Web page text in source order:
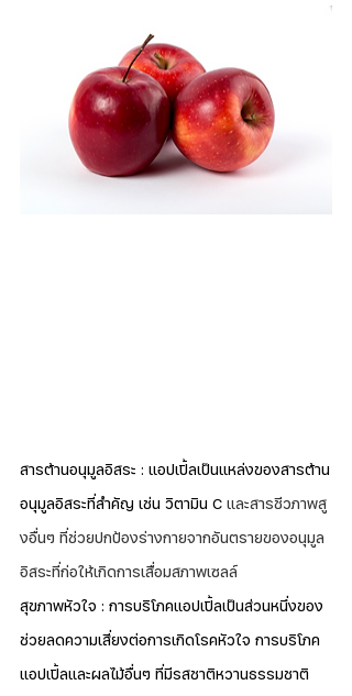
สารต้านอนุมูลอิสระ : แอปเปิ้ลเป็นแหล่งของสารต้าน
อนุมูลอิสระที่สำคัญ เช่น วิตามิน C และสารชีวภาพสู
งอื่นๆ ที่ช่วยปกป้องร่างกายจากอันตรายของอนุมูล
อิสระที่ก่อให้เกิดการเสื่อมสภาพเซลล์
สุขภาพหัวใจ : การบริโภคแอปเปิ้ลเป็นส่วนหนึ่งของ
ช่วยลดความเสี่ยงต่อการเกิดโรคหัวใจ การบริโภค
แอปเปิ้ลและผลไม้อื่นๆ ที่มีรสชาติหวานธรรมชาติ